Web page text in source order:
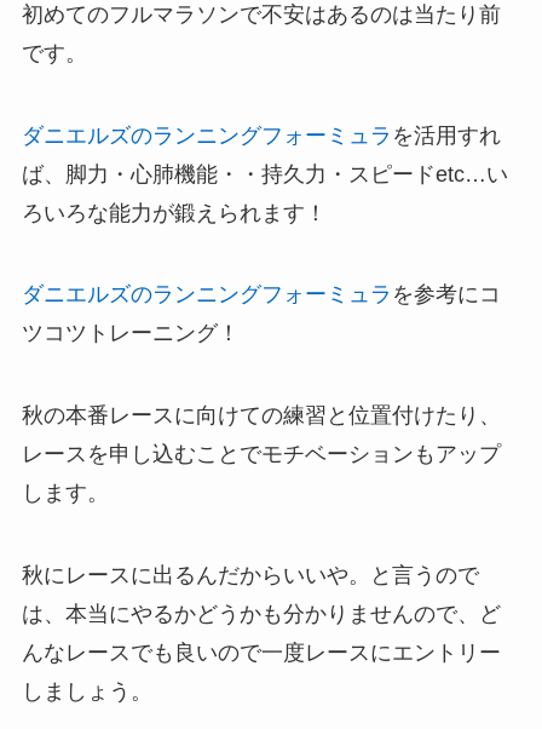
初めてのフルマラソンで不安はあるのは当たり前
です。
ダニエルズのランニングフォーミュラ を活用すれ
ば、脚力・心肺機能・・持久力・スピードetc…い
ろいろな能力が鍛えられます！
ダニエルズのランニングフォーミュラ を参考にコ
ツコツトレーニング！
秋の本番レースに向けての練習と位置付けたり、
レースを申し込むことでモチベーションもアップ
します。
秋にレースに出るんだからいいや。と言うので
は、本当にやるかどうかも分かりませんので、ど
んなレースでも良いので一度レースにエントリー
しましょう。